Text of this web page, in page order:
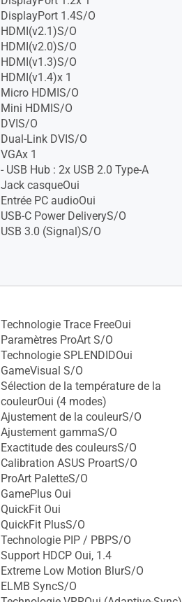
DisplayPort 1.4S/O
HDMI(v2.1)S/O
HDMI(v2.0)S/O
HDMI(v1.3)S/O
HDMI(v1.4)x 1
Micro HDMIS/O
Mini HDMIS/O
DVIS/O
Dual-Link DVIS/O
VGAx 1
- USB Hub : 2x USB 2.0 Type-A
Jack casqueOui
Entrée PC audioOui
USB-C Power DeliveryS/O
USB 3.0 (Signal)S/O
Technologie Trace FreeOui
Paramètres ProArt S/O
Technologie SPLENDIDOui
GameVisual S/O
Sélection de la température de la
couleurOui (4 modes)
Ajustement de la couleurS/O
Ajustement gammaS/O
Exactitude des couleursS/O
Calibration ASUS ProartS/O
ProArt PaletteS/O
GamePlus Oui
QuickFit Oui
QuickFit PlusS/O
Technologie PIP / PBPS/O
Support HDCP Oui, 1.4
Extreme Low Motion BlurS/O
ELMB SyncS/O